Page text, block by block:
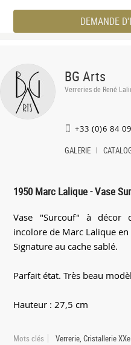
DEMANDE
BG Arts
Verreries de René
+33 (0)6 84
GALERIE
1950 Marc Lalique - Vase
Vase "Surcouf" à décor
incolore de Marc Lalique
Signature au cache sablé.
Parfait état. Très beau
Hauteur : 27,5 cm
Mots clés Verrerie, Cristallerie